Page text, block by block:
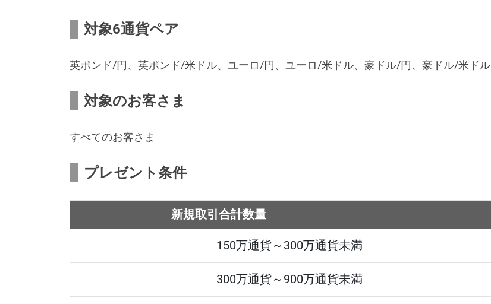
対象6通貨ペア
英ポンド/円、英ポンド/米ドル、ユーロ/円、ユーロ/米ドル、豪ドル/円、豪ドル/米ドル
対象のお客さま
すべてのお客さま
プレゼント条件
新規取引合計数量
150万通貨～300万通貨未満
300万通貨～900万通貨未満